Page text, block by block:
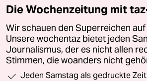
Die Wochenzeitung mit
Wir schauen den Superreichen auf
Unsere wochentaz bietet jeden
Journalismus, der es nicht allen
Stimmen, die woanders nicht
Jeden Samstag als gedruckte